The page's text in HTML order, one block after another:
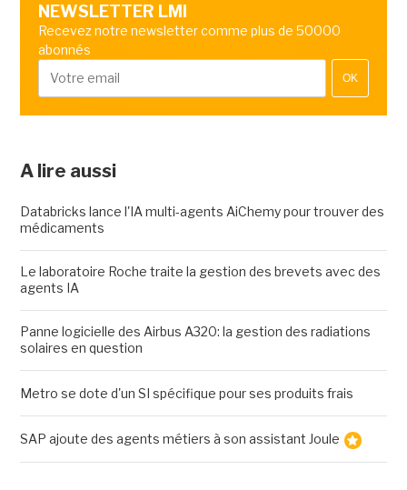
NEWSLETTER LMI
Recevez notre newsletter comme plus de 50000
abonnés
OK
A lire aussi
Databricks lance l'IA multi-agents AiChemy pour trouver des
médicaments
Le laboratoire Roche traite la gestion des brevets avec des
agents IA
Panne logicielle des Airbus A320: la gestion des radiations
solaires en question
Metro se dote d'un SI spécifique pour ses produits frais
SAP ajoute des agents métiers à son assistant Joule